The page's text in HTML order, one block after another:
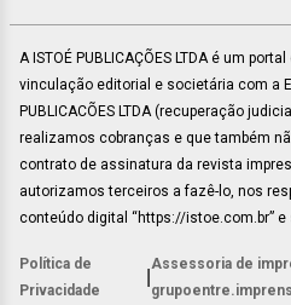
A ISTOÉ PUBLICAÇÕES LTDA é um
vinculação editorial e societária com a
PUBLICACÕES LTDA (recuperação
realizamos cobranças e que também
contrato de assinatura da revista
autorizamos terceiros a fazê-lo, nos
conteúdo digital “https://istoe.com.br”
Política de
Privacidade
Assessoria de